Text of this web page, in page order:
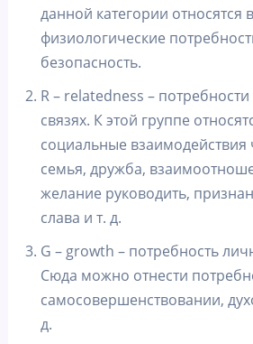
данной категории относятся
физиологические
безопасность.
R – relatedness –
связях. К этой группе
социальные взаимодействия
семья, дружба,
желание руководить,
слава и т. д.
G – growth – потребность
Сюда можно отнести
самосовершенствовании,
д.